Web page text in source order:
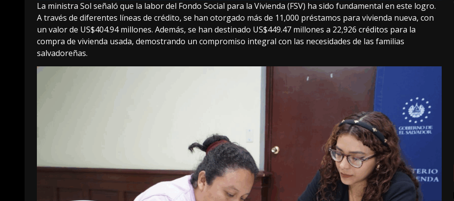
La ministra Sol señaló que la labor del Fondo Social para la Vivienda (FSV) ha sido fundamental en este logro.
A través de diferentes líneas de crédito, se han otorgado más de 11,000 préstamos para vivienda nueva, con
un valor de US$404.94 millones. Además, se han destinado US$449.47 millones a 22,926 créditos para la
compra de vivienda usada, demostrando un compromiso integral con las necesidades de las familias
salvadoreñas.